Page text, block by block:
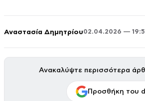
Αναστασία Δημητρίου02.04.2026 —
Ανακαλύψτε περισσότερα
Προσθήκη του